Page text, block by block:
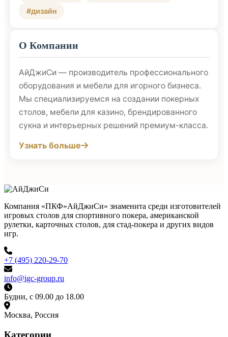
#дизайн
О Компании
АйДжиСи — производитель профессионального
оборудования и мебели для игорного бизнеса.
Мы специализируемся на создании покерных
столов, мебели для казино, брендированного
сукна и интерьерных решений премиум-класса.
Узнать больше
Компания «ПКФ»АйДжиСи» знаменита среди изготовителей
игровых столов для спортивного покера, американской
рулетки, карточных столов, для стад-покера и других видов
игр.
+7 (495) 220-29-70
info@igc-group.ru
Будни, с 09.00 до 18.00
Москва, Россия
Категории